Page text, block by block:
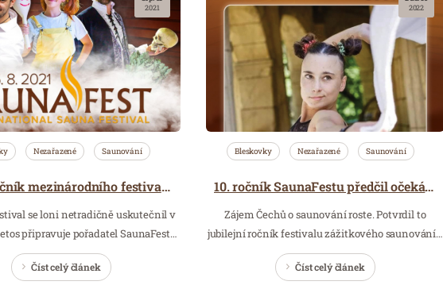
Nezařazené Saunování
Osmý ročník mezinárodního festivalu zážitkového saunování SaunaFest 2021
se loni netradičně uskutečnil v
připravuje pořadatel SaunaFest…
Číst celý článek
2021
Bleskovky Nezařazené Saunování
10. ročník SaunaFestu předčil očekávání
Zájem Čechů o saunování roste. Potvrdil to
jubilejní ročník festivalu zážitkového saunování…
Číst celý článek
2022